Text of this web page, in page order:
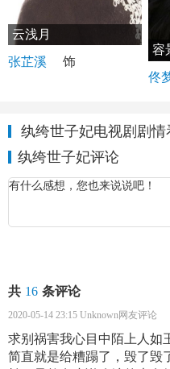
云浅月
张芷溪
饰
容
佟
纨绔世子妃电视剧剧情
纨绔世子妃评论
共 16 条评论
2020-05-14 23:15 Unknown网友评论
求别祸害我心目中陌上人如
简直就是给糟蹋了，毁了毁